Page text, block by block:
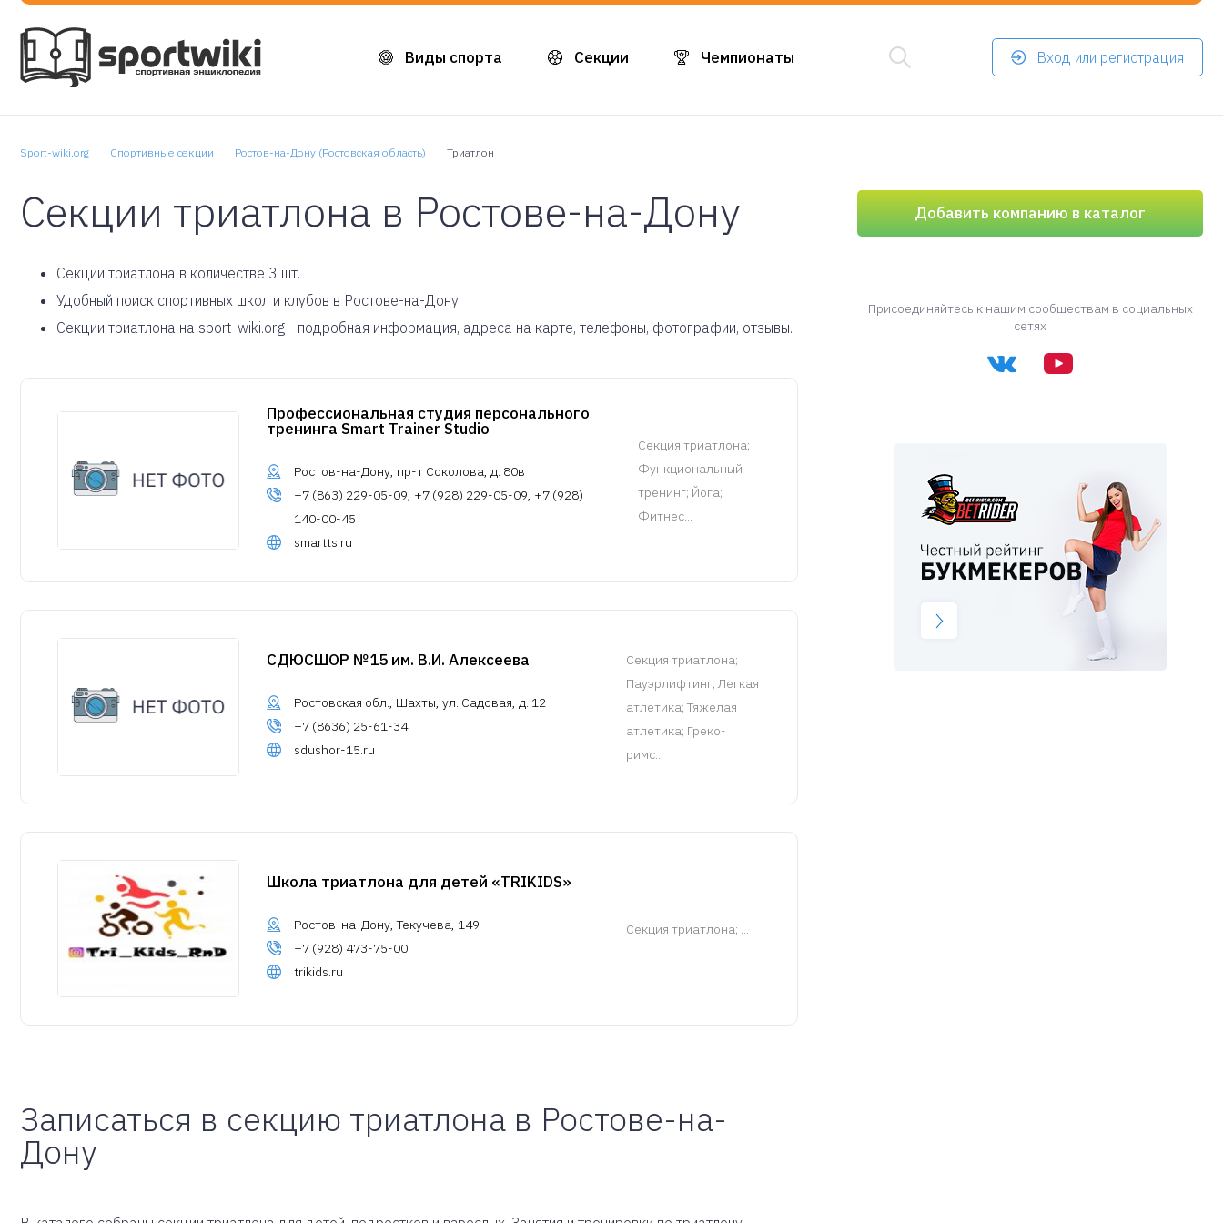
Виды спорта Секции Чемпионаты Вход или регистрация
Sport-wiki.org Спортивные секции Ростов-на-Дону (Ростовская область) Триатлон
Секции триатлона в Ростове-на-Дону
Cекции триатлона в количестве 3 шт.
Удобный поиск спортивных школ и клубов в Ростове-на-Дону.
Секции триатлона на sport-wiki.org - подробная информация, адреса на карте, телефоны, фотографии, отзывы.
Профессиональная студия персонального
тренинга Smart Trainer Studio
Ростов-на-Дону, пр-т Соколова, д. 80в
+7 (863) 229-05-09, +7 (928) 229-05-09, +7 (928)
140-00-45
smartts.ru
Cекция триатлона;
Функциональный
тренинг; Йога;
Фитнес...
СДЮСШОР №15 им. В.И. Алексеева
Ростовская обл., Шахты, ул. Садовая, д. 12
+7 (8636) 25-61-34
sdushor-15.ru
Cекция триатлона;
Пауэрлифтинг; Легкая
атлетика; Тяжелая
атлетика; Греко-
римс...
Школа триатлона для детей «TRIKIDS»
Ростов-на-Дону, Текучева, 149
+7 (928) 473-75-00
trikids.ru
Cекция триатлона; ...
Записаться в секцию триатлона в Ростове-на-
Дону
Добавить компанию в каталог
Присоединяйтесь к нашим сообществам в социальных
сетях